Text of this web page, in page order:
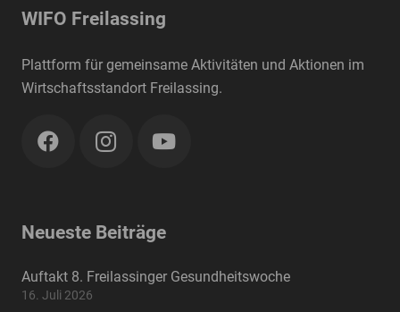
WIFO Freilassing
Plattform für gemeinsame Aktivitäten und Aktionen im
Wirtschaftsstandort Freilassing.
Neueste Beiträge
Auftakt 8. Freilassinger Gesundheitswoche
16. Juli 2026